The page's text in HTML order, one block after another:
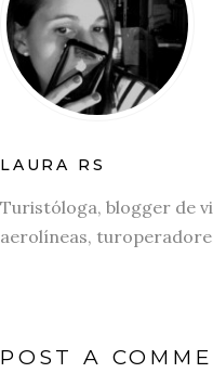
LAURA RS
Turistóloga, blogger de
aerolíneas,
POST A